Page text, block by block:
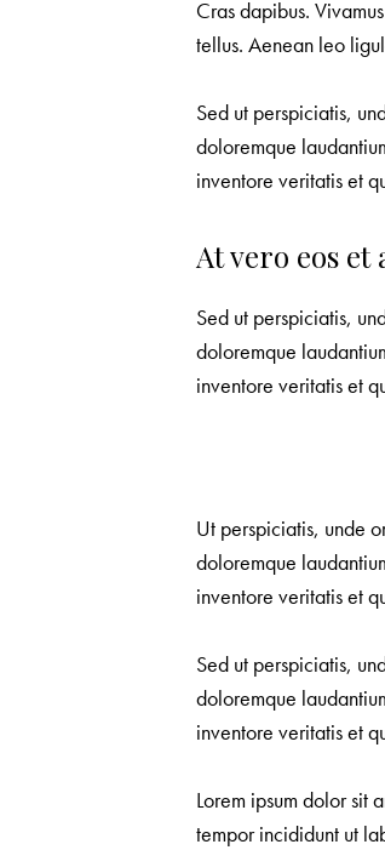
Cras dapibus.
tellus. Aenean leo
Sed ut perspiciatis,
doloremque
inventore veritatis et
At vero eos et
Sed ut perspiciatis,
doloremque
inventore veritatis et
Ut perspiciatis, unde
doloremque
inventore veritatis et
Sed ut perspiciatis,
doloremque
inventore veritatis et
Lorem ipsum dolor sit
tempor incididunt ut